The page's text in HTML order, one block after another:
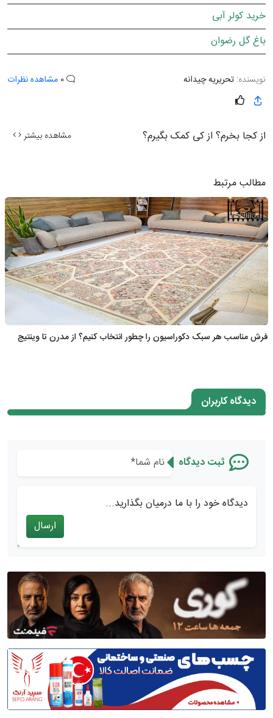
خرید کولر آبی
باغ گل رضوان
نویسنده: تحریریه چیدانه مشاهده نظرات
از کجا بخرم؟ از کی کمک بگیرم؟ مشاهده بیشتر
مطالب مرتبط
فرش مناسب هر سبک دکوراسیون را چطور انتخاب کنیم؟ از مدرن تا وینتیج
دیدگاه کاربران
ثبت دیدگاه
دیدگاه خود را با ما درمیان بگذارید...
ارسال